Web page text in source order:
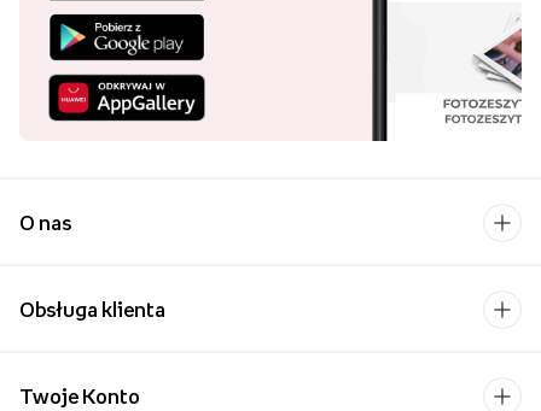
O nas
Obsługa klienta
Twoje Konto